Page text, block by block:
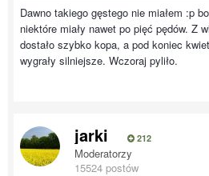
Dawno takiego gęstego nie miałem :p
niektóre miały nawet po pięć pędów. Z
dostało szybko kopa, a pod koniec
wygrały silniejsze. Wczoraj pyliło.
jarki 212
Moderatorzy
15524 postów